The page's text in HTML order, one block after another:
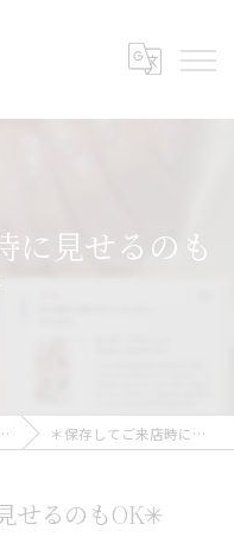
に見せるのも
︎ ︎＊保存してご来店時に見せるのもOK✳︎
せるのもOK✳︎